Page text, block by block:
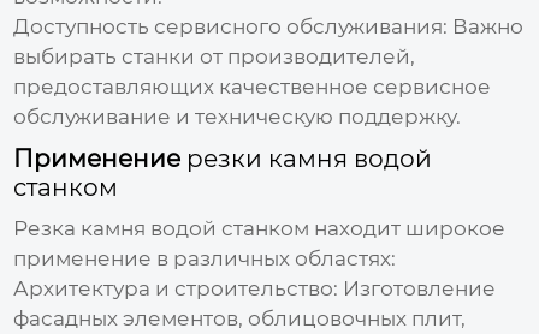
Доступность сервисного обслуживания: Важно
выбирать станки от производителей,
предоставляющих качественное сервисное
обслуживание и техническую поддержку.
Применение резки камня водой
станком
Резка камня водой станком находит широкое
применение в различных областях:
Архитектура и строительство: Изготовление
фасадных элементов, облицовочных плит,